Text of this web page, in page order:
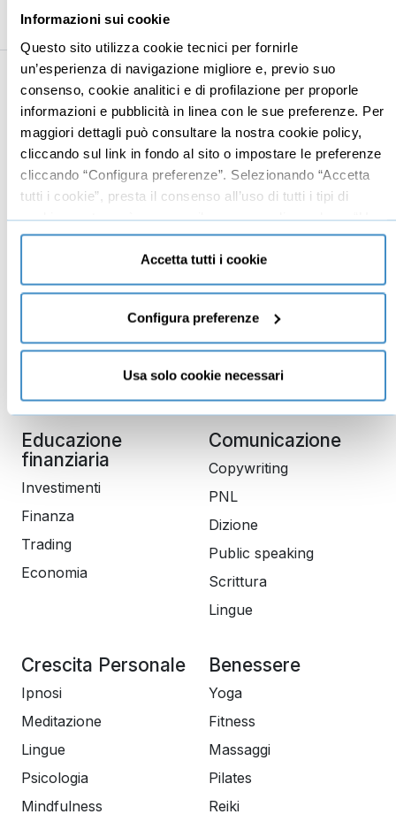
Informazioni sui cookie
Questo sito utilizza cookie tecnici per fornirle
un’esperienza di navigazione migliore e, previo suo
consenso, cookie analitici e di profilazione per proporle
informazioni e pubblicità in linea con le sue preferenze. Per
maggiori dettagli può consultare la nostra cookie policy,
cliccando sul link in fondo al sito o impostare le preferenze
cliccando “Configura preferenze”. Selezionando “Accetta
tutti i cookie”, presta il consenso all’uso di tutti i tipi di
cookie mentre può revocare il consenso cliccando su “Usa
solo cookie necessari” e saranno attivati i soli cookie
tecnici necessari al corretto funzionamento del sito.
Accetta tutti i cookie
Configura preferenze
Usa solo cookie necessari
Business
Mindset imprenditoriale
Imprenditoria
Risorse Umane
Vendita
Business management
Produttività
Gestione aziendale
Digital marketing
Seo
Social media manager
E-commerce
Google
Educazione
finanziaria
Investimenti
Finanza
Trading
Economia
Comunicazione
Copywriting
PNL
Dizione
Public speaking
Scrittura
Lingue
Crescita Personale
Ipnosi
Meditazione
Lingue
Psicologia
Mindfulness
Benessere
Yoga
Fitness
Massaggi
Pilates
Reiki